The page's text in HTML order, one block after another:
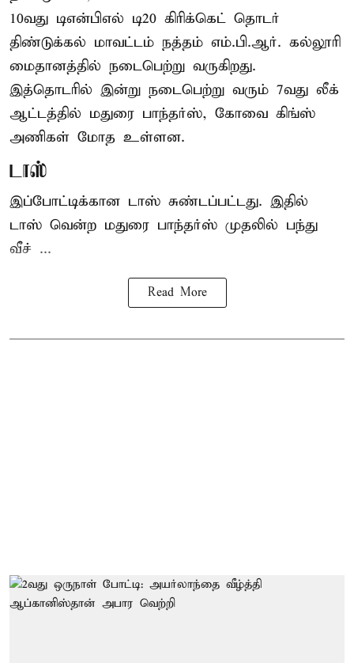
10வது டிஎன்பிஎல் டி20 கிரிக்கெட் தொடர்
திண்டுக்கல் மாவட்டம் நத்தம் எம்.பி.ஆர். கல்லூரி
மைதானத்தில் நடைபெற்று வருகிறது.
இத்தொடரில் இன்று நடைபெற்று வரும் 7வது லீக்
ஆட்டத்தில் மதுரை பாந்தர்ஸ், கோவை கிங்ஸ்
அணிகள் மோத உள்ளன.
டாஸ்
இப்போட்டிக்கான டாஸ் சுண்டப்பட்டது. இதில்
டாஸ் வென்ற மதுரை பாந்தர்ஸ் முதலில் பந்து
வீச் ...
Read More